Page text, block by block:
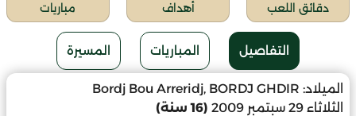
دقائق اللعب أهداف مباريات
التفاصيل المباريات المسيرة
الميلاد: Bordj Bou Arreridj, BORDJ GHDIR
الثلاثاء 29 سبتمبر 2009
(16 سنة)